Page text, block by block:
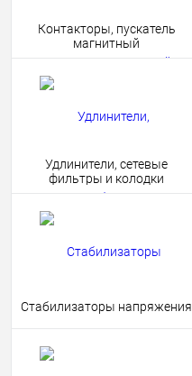
Контакторы, пускатель
магнитный
Удлинители, сетевые
фильтры и колодки
Стабилизаторы напряжения